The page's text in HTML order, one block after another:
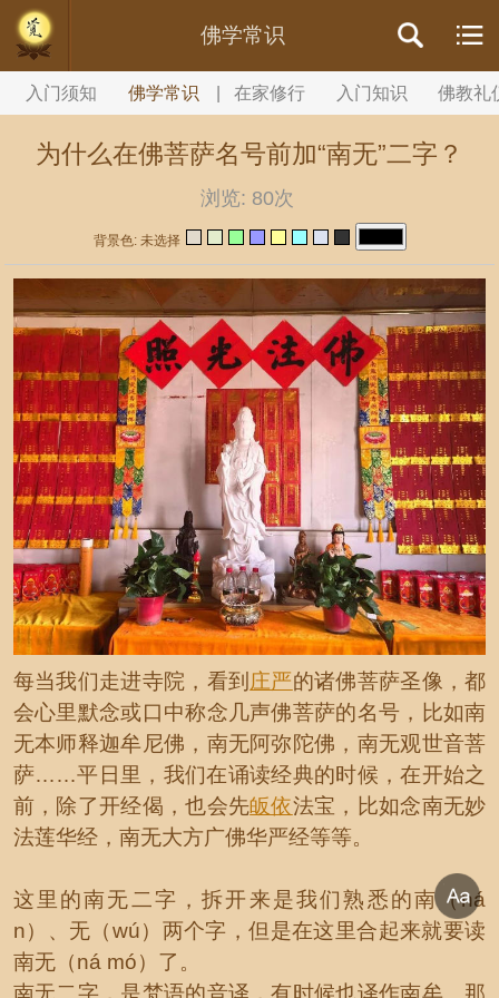
//内容文章背景颜色设置
佛学常识
入门须知 佛学常识 | 在家修行 入门知识 佛教礼
为什么在佛菩萨名号前加“南无”二字？
浏览: 80次
背景色: 未选择
每当我们走进寺院，看到 庄严的诸佛菩萨圣像，都
会心里默念或口中称念几声佛菩萨的名号，比如南
无本师释迦牟尼佛，南无阿弥陀佛，南无观世音菩
萨……平日里，我们在诵读经典的时候，在开始之
前，除了开经偈，也会先皈依法宝，比如念南无妙
法莲华经，南无大方广佛华严经等等。
这里的南无二字，拆开来是我们熟悉的南（ná
n）、无（wú）两个字，但是在这里合起来就要读
南无（ná mó）了。